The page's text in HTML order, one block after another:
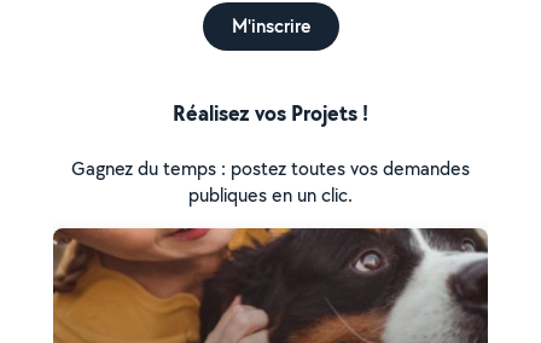
M'inscrire
Réalisez vos Projets !
Gagnez du temps : postez toutes vos demandes
publiques en un clic.